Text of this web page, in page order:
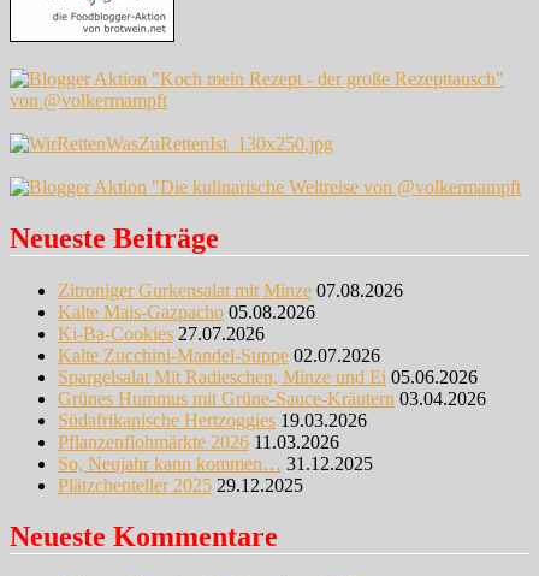
Neueste Beiträge
Zitroniger Gurkensalat mit Minze 07.08.2026
Kalte Mais-Gazpacho 05.08.2026
Ki-Ba-Cookies 27.07.2026
Kalte Zucchini-Mandel-Suppe 02.07.2026
Spargelsalat Mit Radieschen, Minze und Ei 05.06.2026
Grünes Hummus mit Grüne-Sauce-Kräutern 03.04.2026
Südafrikanische Hertzoggies 19.03.2026
Pflanzenflohmärkte 2026 11.03.2026
So, Neujahr kann kommen… 31.12.2025
Plätzchenteller 2025 29.12.2025
Neueste Kommentare